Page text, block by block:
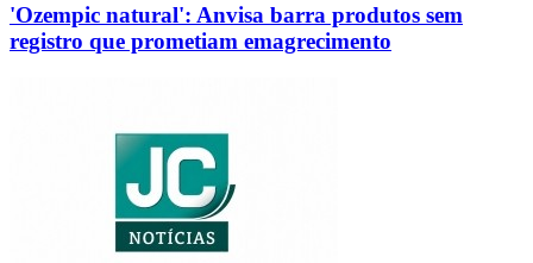
'Ozempic natural': Anvisa barra produtos sem
registro que prometiam emagrecimento